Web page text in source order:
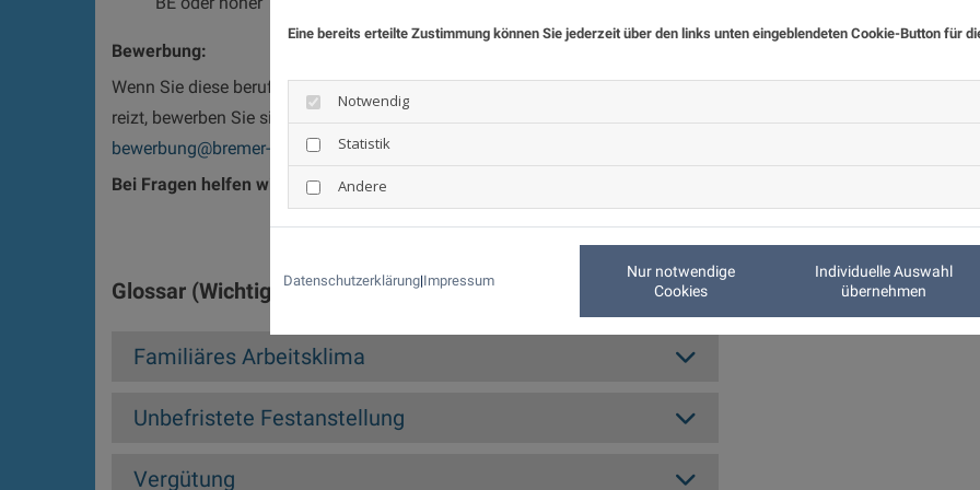
Bewerbung:
Wenn Sie diese berufliche Herausforderung mit interessanten Perspektiven
reizt, bewerben Sie sich bei uns per E-Mail an:
bewerbung@bremer-eildienst.de
Bei Fragen helfen wir gerne weiter!
Glossar (Wichtige Wörter):
Familiäres Arbeitsklima
Unbefristete Festanstellung
Vergütung
Eine bereits erteilte Zustimmung können Sie jederzeit über den links unten eingeblendeten Cookie-Button für
Notwendig
Statistik
Andere
Datenschutzerklärung|Impressum
Nur notwendige
Cookies
Individuelle Auswahl
übernehmen